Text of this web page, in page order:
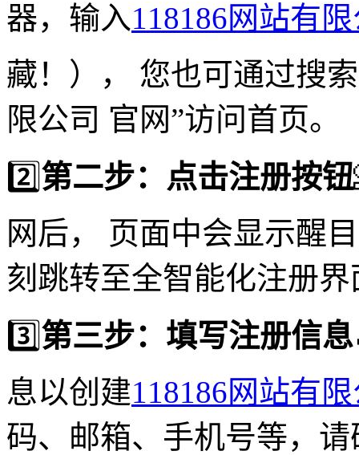
器，输入118186网站有
藏！）， 您也可通过搜
限公司 官网”访问首页。
2️⃣第二步：点击注册按钮
网后， 页面中会显示醒
刻跳转至全智能化注册界
3️⃣第三步：填写注册信息
息以创建118186网站有
码、邮箱、手机号等，